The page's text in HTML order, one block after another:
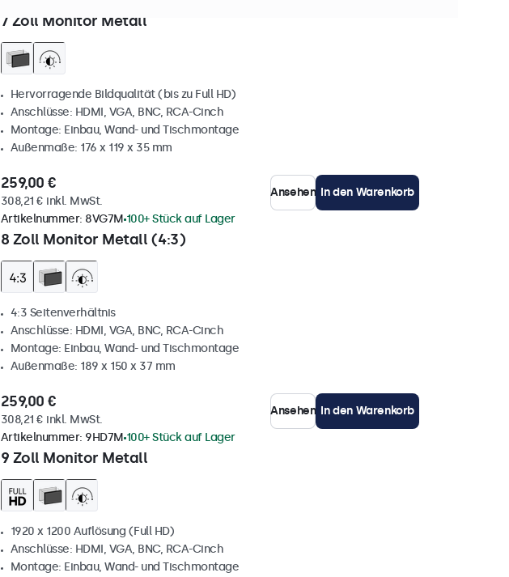
7 Zoll Monitor Metall
Hervorragende Bildqualität (bis zu Full HD)
Anschlüsse: HDMI, VGA, BNC, RCA-Cinch
Montage: Einbau, Wand- und Tischmontage
Außenmaße: 176 x 119 x 35 mm
259,00 €
308,21 € inkl. MwSt.
Ansehen In den Warenkorb
8 Zoll Monitor Metall (4:3)
Artikelnummer: 8VG7M 100+ Stück auf Lager
4:3 Seitenverhältnis
Anschlüsse: HDMI, VGA, BNC, RCA-Cinch
Montage: Einbau, Wand- und Tischmontage
Außenmaße: 189 x 150 x 37 mm
259,00 €
308,21 € inkl. MwSt.
Ansehen In den Warenkorb
9 Zoll Monitor Metall
Artikelnummer: 9HD7M 100+ Stück auf Lager
1920 x 1200 Auflösung (Full HD)
Anschlüsse: HDMI, VGA, BNC, RCA-Cinch
Montage: Einbau, Wand- und Tischmontage